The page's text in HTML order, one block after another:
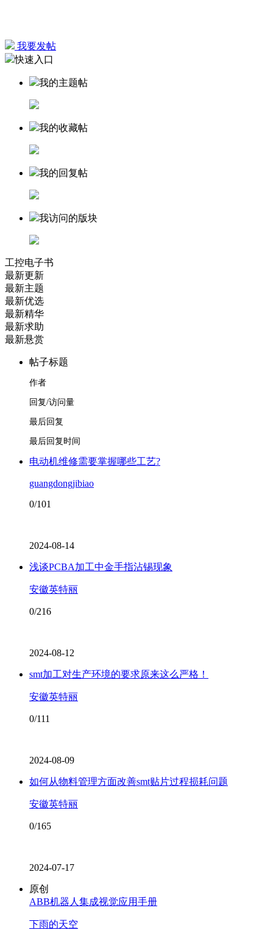
我要发帖
快速入口
我的主题帖
我的收藏帖
我的回复帖
我访问的版块
工控电子书
最新更新
最新主题
最新优选
最新精华
最新求助
最新悬赏
帖子标题
作者
回复/访问量
最后回复
最后回复时间
电动机维修需要掌握哪些工艺?
guangdongjibiao
0/101
2024-08-14
浅谈PCBA加工中金手指沾锡现象
安徽英特丽
0/216
2024-08-12
smt加工对生产环境的要求原来这么严格！
安徽英特丽
0/111
2024-08-09
如何从物料管理方面改善smt贴片过程损耗问题
安徽英特丽
0/165
2024-07-17
原创
ABB机器人集成视觉应用手册
下雨的天空